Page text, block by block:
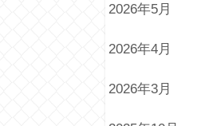
2026年5月
2026年4月
2026年3月